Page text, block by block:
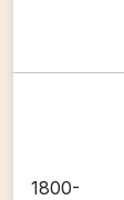
1800-